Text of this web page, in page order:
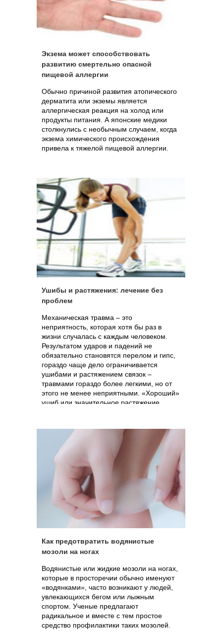
Экзема может способствовать
развитию смертельно опасной
пищевой аллергии
Обычно причиной развития атопического
дерматита или экземы является
аллергическая реакция на холод или
продукты питания. А японские медики
столкнулись с необычным случаем, когда
экзема химического происхождения
привела к тяжелой пищевой аллергии.
Ушибы и растяжения: лечение без
проблем
Механическая травма – это
неприятность, которая хотя бы раз в
жизни случалась с каждым человеком.
Результатом ударов и падений не
обязательно становятся перелом и гипс,
гораздо чаще дело ограничивается
ушибами и растяжением связок –
травмами гораздо более легкими, но от
этого не менее неприятными. «Хороший»
ушиб или значительное растяжение
подвижности человека или его
способности к самообслуживанию.
Именно поэтому так важно знать о
средствах, лечащих ушибы и растяжения,
и уметь ими пользоваться.
Как предотвратить водянистые
мозоли на ногах
Водянистые или жидкие мозоли на ногах,
которые в просторечии обычно именуют
«водянками», часто возникают у людей,
увлекающихся бегом или лыжным
спортом. Ученые предлагают
радикальное и вместе с тем простое
средство профилактики таких мозолей.